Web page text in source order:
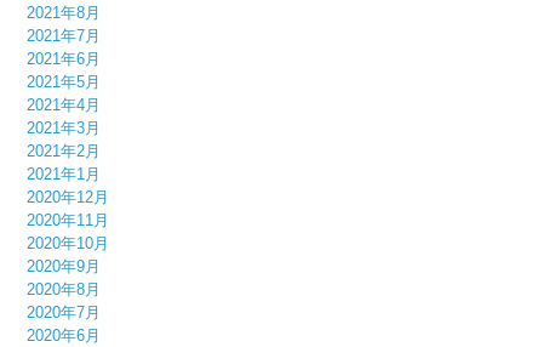
2021年8月
2021年7月
2021年6月
2021年5月
2021年4月
2021年3月
2021年2月
2021年1月
2020年12月
2020年11月
2020年10月
2020年9月
2020年8月
2020年7月
2020年6月